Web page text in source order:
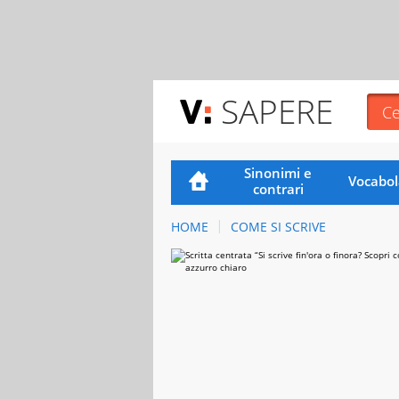
SAPERE
Sinonimi e
contrari
HOME COME SI SCRIVE